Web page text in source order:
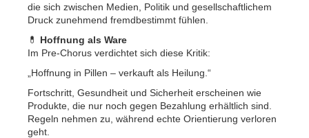
die sich zwischen Medien, Politik und gesellschaftlichem
Druck zunehmend fremdbestimmt fühlen.
💊 Hoffnung als Ware
Im Pre-Chorus verdichtet sich diese Kritik:
„Hoffnung in Pillen – verkauft als Heilung.“
Fortschritt, Gesundheit und Sicherheit erscheinen wie
Produkte, die nur noch gegen Bezahlung erhältlich sind.
Regeln nehmen zu, während echte Orientierung verloren
geht.